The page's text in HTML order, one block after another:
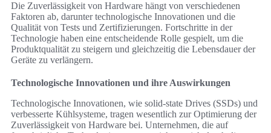
Die Zuverlässigkeit von Hardware hängt von verschiedenen
Faktoren ab, darunter technologische Innovationen und die
Qualität von Tests und Zertifizierungen. Fortschritte in der
Technologie haben eine entscheidende Rolle gespielt, um die
Produktqualität zu steigern und gleichzeitig die Lebensdauer der
Geräte zu verlängern.
Technologische Innovationen und ihre Auswirkungen
Technologische Innovationen, wie solid-state Drives (SSDs) und
verbesserte Kühlsysteme, tragen wesentlich zur Optimierung der
Zuverlässigkeit von Hardware bei. Unternehmen, die auf